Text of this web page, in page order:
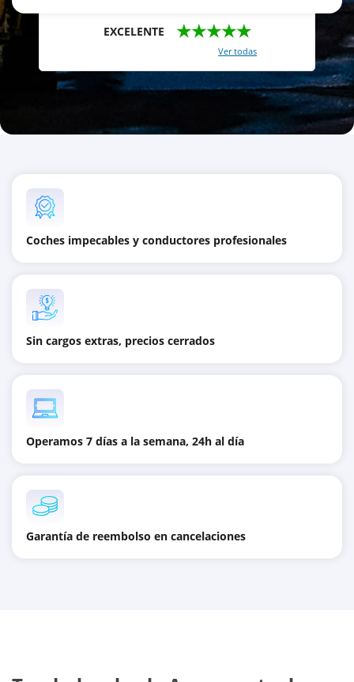
EXCELENTE ★★★★★
Ver todas
Coches impecables y conductores profesionales
Sin cargos extras, precios cerrados
Operamos 7 días a la semana, 24h al día
Garantía de reembolso en cancelaciones